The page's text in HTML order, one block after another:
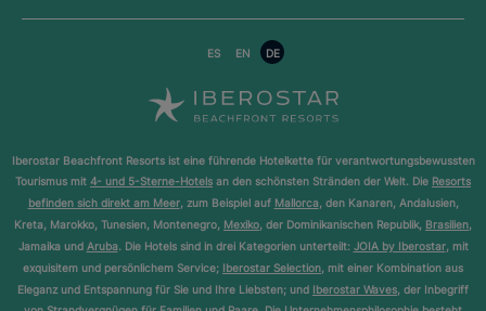
ES EN DE
Iberostar Beachfront Resorts ist eine führende Hotelkette für verantwortungsbewussten
Tourismus mit 4- und 5-Sterne-Hotels an den schönsten Stränden der Welt. Die Resorts
befinden sich direkt am Meer, zum Beispiel auf Mallorca, den Kanaren, Andalusien,
Kreta, Marokko, Tunesien, Montenegro, Mexiko, der Dominikanischen Republik, Brasilien,
Jamaika und Aruba. Die Hotels sind in drei Kategorien unterteilt: JOIA by Iberostar, mit
exquisitem und persönlichem Service; Iberostar Selection, mit einer Kombination aus
Eleganz und Entspannung für Sie und Ihre Liebsten; und Iberostar Waves, der Inbegriff